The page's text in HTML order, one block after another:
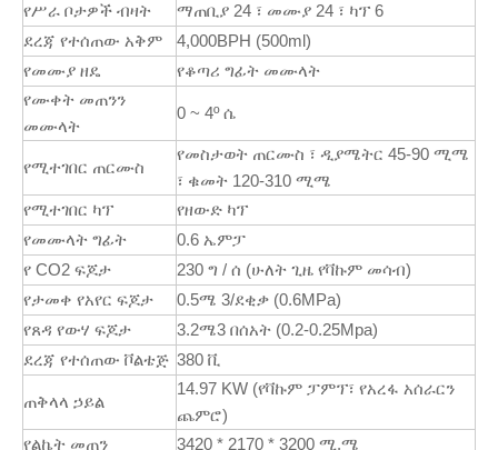
የሥራ ቦታዎች ብዛት
ማጠቢያ 24 ፣ መሙያ 24 ፣ ካፕ 6
ደረጃ የተሰጠው አቅም
4,000BPH (500ml)
የመሙያ ዘዴ
የቆጣሪ ግፊት መሙላት
የሙቀት መጠንን
መሙላት
0 ~ 4º ሴ
የሚተገበር ጠርሙስ
የመስታወት ጠርሙስ ፣ ዲያሜትር 45-90 ሚሜ
፣ ቁመት 120-310 ሚሜ
የሚተገበር ካፕ
የዘውድ ካፕ
የመሙላት ግፊት
0.6 ኤምፓ
የ CO2 ፍጆታ
230 ግ / ሰ (ሁለት ጊዜ የቫኩም መሳብ)
የታመቀ የአየር ፍጆታ
0.5ሜ 3/ደቂቃ (0.6MPa)
የጸዳ የውሃ ፍጆታ
3.2ሜ3 በሰአት (0.2-0.25Mpa)
ደረጃ የተሰጠው ቮልቴጅ 380 ቪ
ጠቅላላ ኃይል
14.97 KW (የቫኩም ፓምፕ፣ የአረፋ አሰራርን
ጨምሮ)
የልኬት መጠን
3420 * 2170 * 3200 ሚ.ሜ